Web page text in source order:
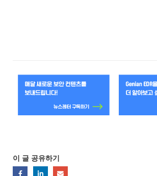
이 글 공유하기